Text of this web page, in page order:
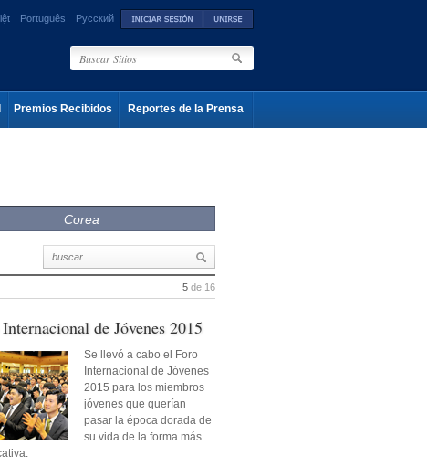
Português Русский
Premios Recibidos Reportes de la Prensa
Corea
5 de 16
de Jóvenes 2015
Se llevó a cabo el Foro
Internacional de Jóvenes
2015 para los miembros
jóvenes que querían
pasar la época dorada de
su vida de la forma más